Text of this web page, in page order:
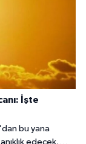
İşte
bu yana
edecek.